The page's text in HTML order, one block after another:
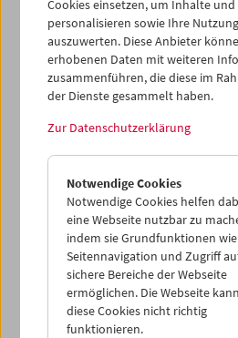
Kino-Atlas 4: München-
Cookies einsetzen, um Inhalte und
personalisieren sowie Ihre
auszuwerten. Diese Anbieter
erhobenen Daten mit weiteren
zusammenführen, die diese im
der Dienste gesammelt haben.
Zur Datenschutzerklärung
Notwendige Cookies
Notwendige Cookies helfen
eine Webseite nutzbar zu
indem sie Grundfunktionen wie
Seitennavigation und Zugriff
sichere Bereiche der Webseite
ermöglichen. Die Webseite
diese Cookies nicht richtig
funktionieren.